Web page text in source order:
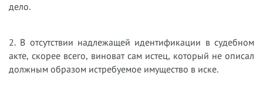
дело.
2. В отсутствии надлежащей идентификации в судебном
акте, скорее всего, виноват сам истец, который не описал
должным образом истребуемое имущество в иске.